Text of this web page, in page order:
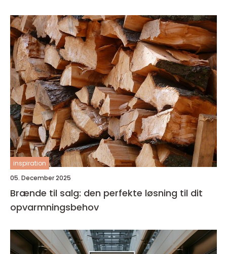
inspiration
05. December 2025
Brænde til salg: den perfekte løsning til dit
opvarmningsbehov